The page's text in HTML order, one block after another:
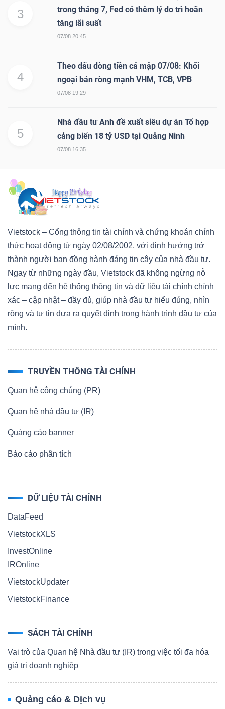
3
trong tháng 7, Fed có thêm lý do trì hoãn
tăng lãi suất
07/08 20:45
4
Theo dấu dòng tiền cá mập 07/08: Khối
ngoại bán ròng mạnh VHM, TCB, VPB
07/08 19:29
5
Nhà đầu tư Anh đề xuất siêu dự án Tổ hợp
cảng biển 18 tỷ USD tại Quảng Ninh
07/08 16:35
Vietstock – Cổng thông tin tài chính và chứng khoán chính
thức hoạt động từ ngày 02/08/2002, với định hướng trở
thành người bạn đồng hành đáng tin cậy của nhà đầu tư.
Ngay từ những ngày đầu, Vietstock đã không ngừng nỗ
lực mang đến hệ thống thông tin và dữ liệu tài chính chính
xác – cập nhật – đầy đủ, giúp nhà đầu tư hiểu đúng, nhìn
rộng và tự tin đưa ra quyết định trong hành trình đầu tư của
mình.
TRUYỀN THÔNG TÀI CHÍNH
Quan hệ công chúng (PR)
Quan hệ nhà đầu tư (IR)
Quảng cáo banner
Báo cáo phân tích
DỮ LIỆU TÀI CHÍNH
DataFeed
VietstockXLS
InvestOnline
IROnline
VietstockUpdater
VietstockFinance
SÁCH TÀI CHÍNH
Vai trò của Quan hệ Nhà đầu tư (IR) trong việc tối đa hóa
giá trị doanh nghiệp
Quảng cáo & Dịch vụ